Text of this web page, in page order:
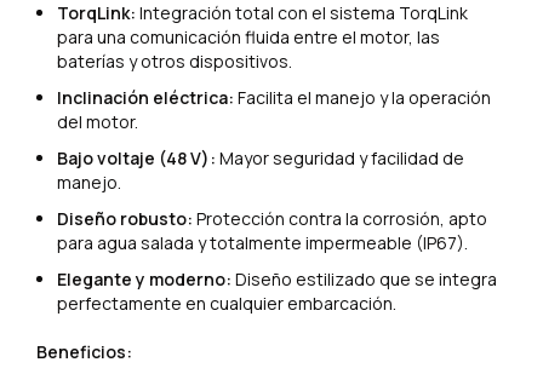
TorqLink: Integración total con el sistema TorqLink
para una comunicación fluida entre el motor, las
baterías y otros dispositivos.
Inclinación eléctrica: Facilita el manejo y la operación
del motor.
Bajo voltaje (48 V): Mayor seguridad y facilidad de
manejo.
Diseño robusto: Protección contra la corrosión, apto
para agua salada y totalmente impermeable (IP67).
Elegante y moderno: Diseño estilizado que se integra
perfectamente en cualquier embarcación.
Beneficios: